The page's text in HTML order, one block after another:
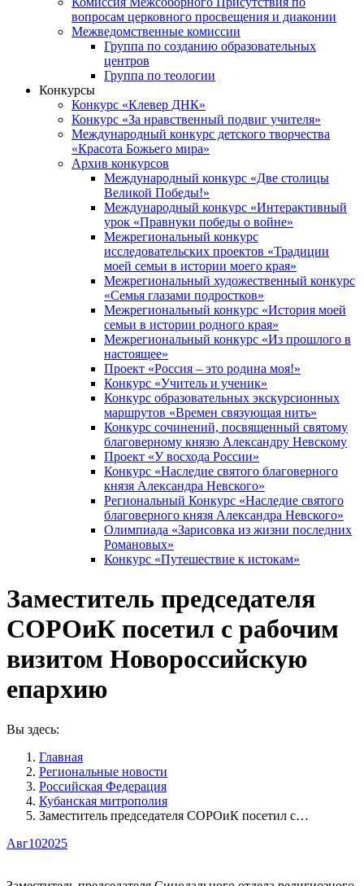
вопросам церковного просвещения и диаконии
Межведомственные комиссии
Группа по созданию образовательных
центров
Группа по теологии
Конкурсы
Конкурс «Клевер ДНК»
Конкурс «За нравственный подвиг учителя»
Международный конкурс детского творчества
«Красота Божьего мира»
Архив конкурсов
Международный конкурс «Две столицы
Великой Победы!»
Международный конкурс «Интерактивный
урок «Правнуки победы о войне»
Межрегиональный конкурс
исследовательских проектов «Традиции
моей семьи в истории моего края»
Межрегиональный художественный конкурс
«Семья глазами подростков»
Межрегиональный конкурс «История моей
семьи в истории родного края»
Межрегиональный конкурс «Из прошлого в
настоящее»
Проект «Россия – это родина моя!»
Конкурс «Учитель и ученик»
Конкурс образовательных экскурсионных
маршрутов «Времен связующая нить»
Конкурс сочинений, посвященный святому
благоверному князю Александру Невскому
Проект «У восхода России»
Конкурс «Наследие святого благоверного
князя Александра Невского»
Региональный Конкурс «Наследие святого
благоверного князя Александра Невского»
Олимпиада «Зарисовка из жизни последних
Романовых»
Конкурс «Путешествие к истокам»
Заместитель председателя
СОРОиК посетил с рабочим
визитом Новороссийскую
епархию
Вы здесь:
Главная
Pегиональные новости
Российская Федерация
Кубанская митрополия
Заместитель председателя СОРОиК посетил с…
Авг102025